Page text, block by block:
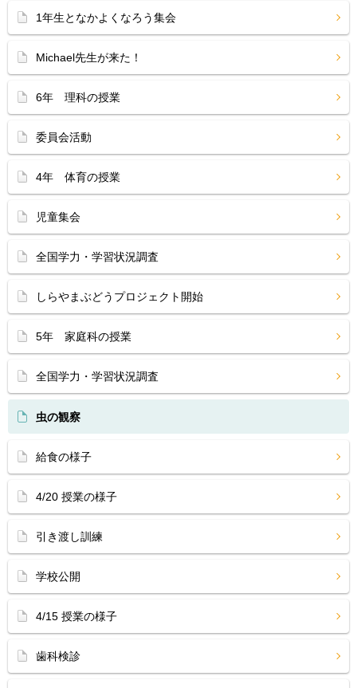
1年生となかよくなろう集会
Michael先生が来た！
6年 理科の授業
委員会活動
4年 体育の授業
児童集会
全国学力・学習状況調査
しらやまぶどうプロジェクト開始
5年 家庭科の授業
全国学力・学習状況調査
虫の観察
給食の様子
4/20 授業の様子
引き渡し訓練
学校公開
4/15 授業の様子
歯科検診